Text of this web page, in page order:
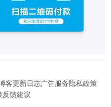
客更新日志广告服务隐私政策
反馈建议